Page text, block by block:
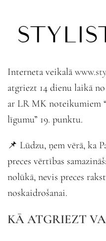
Interneta veikalā
atgriezt 14 dienu laikā no
ar LR MK noteikumiem
līgumu” 19. punktu.
📌 Lūdzu, ņem vērā, ka
preces vērtības
nolūkā, nevis preces
noskaidrošanai.
KĀ ATGRIEZT